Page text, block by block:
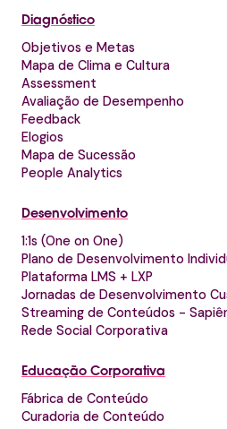
Diagnóstico
Objetivos e Metas
Mapa de Clima e Cultura
Assessment
Avaliação de Desempenho
Feedback
Elogios
Mapa de Sucessão
People Analytics
Desenvolvimento
1:1s (One on One)
Plano de Desenvolvimento
Plataforma LMS + LXP
Jornadas de Desenvolvimento
Streaming de Conteúdos -
Rede Social Corporativa
Educação Corporativa
Fábrica de Conteúdo
Curadoria de Conteúdo